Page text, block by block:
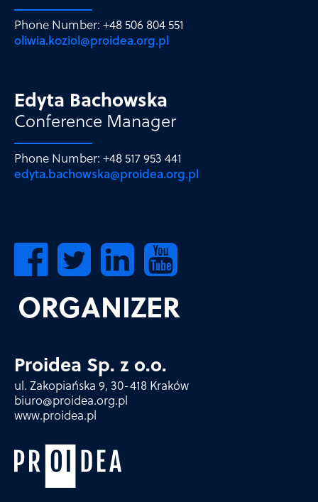
Phone Number: +48 506 804 551
oliwia.koziol@proidea.org.pl
Edyta Bachowska
Conference Manager
Phone Number: +48 517 953 441
edyta.bachowska@proidea.org.pl
ORGANIZER
Proidea Sp. z o.o.
ul. Zakopiańska 9, 30-418 Kraków
biuro@proidea.org.pl
www.proidea.pl